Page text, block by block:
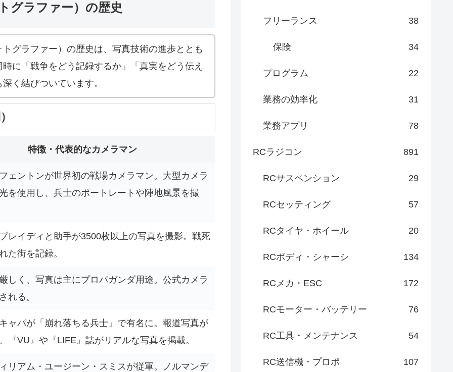
グラファー）の歴史
グラファー）の歴史は、写真技術の進歩ととも
に「戦争をどう記録するか」「真実をどう伝え
く結びついています。
特徴・代表的なカメラマン
ェントンが世界初の戦場カメラマン。大型カメラ
を使用し、兵士のポートレートや陣地風景を撮
レイディと助手が3500枚以上の写真を撮影。戦死
た街を記録。
しく、写真は主にプロパガンダ用途。公式カメラ
れる。
ャパが「崩れ落ちる兵士」で有名に。報道写真が
『VU』や『LIFE』誌がリアルな写真を掲載。
リアム・ユージーン・スミスが従軍。ノルマンデ
フリーランス 38
保険 34
プログラム 22
業務の効率化 31
業務アプリ 78
RCラジコン 891
RCサスペンション 29
RCセッティング 57
RCタイヤ・ホイール 20
RCボディ・シャーシ 134
RCメカ・ESC 172
RCモーター・バッテリー 76
RC工具・メンテナンス 54
RC送信機・プロポ 107